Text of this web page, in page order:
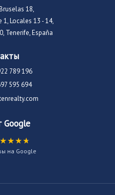
18,
1, Locales 13 - 14,
Tenerife, España
789 196
595 694
Google
на Google